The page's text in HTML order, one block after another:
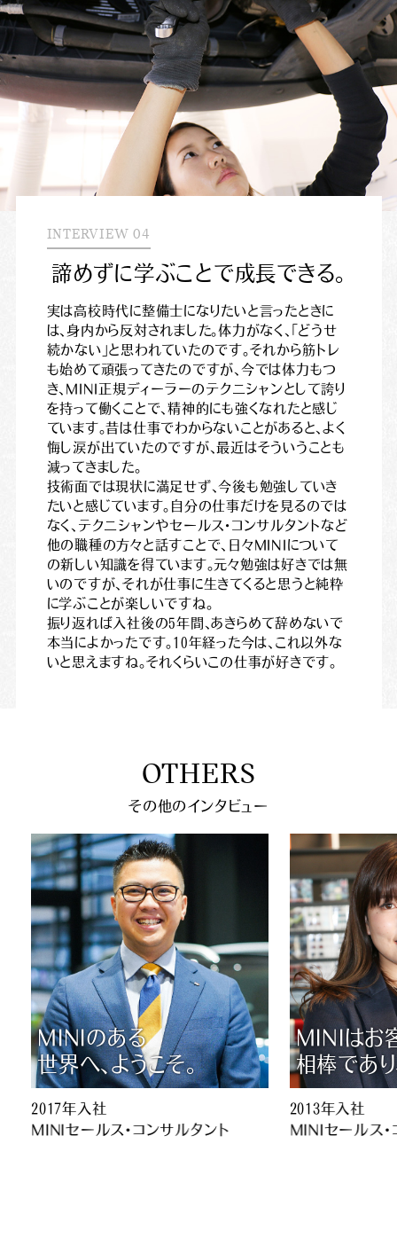
INTERVIEW 04
諦めずに学ぶこ とで成長できる。
実は高校時代に整備士になりたいと言ったときに
は、身内から反対されました。体力がなく、「どうせ
続かない」と思われていたのです。それから筋トレ
も始めて頑張ってきたのですが、今では体力もつ
き、MINI正規ディーラーのテクニシャンとして誇り
を持って働くことで、精神的にも強くなれたと感じ
ています。昔は仕事でわからないことがあると、よく
悔し涙が出ていたのですが、最近はそういうことも
減ってきました。
技術面では現状に満足せず、今後も勉強していき
たいと感じています。自分の仕事だけを見るのでは
なく、テクニシャンやセールス・コンサルタントなど
他の職種の方々と話すことで、日々MINIについて
の新しい知識を得ています。元々勉強は好きでは無
いのですが、それが仕事に生きてくると思うと純粋
に学ぶことが楽しいですね。
振り返れば入社後の5年間、あきらめて辞めないで
本当によかったです。10年経った今は、これ以外な
いと思えますね。それくらいこの仕事が好きです。
OTHERS
その他のインタ ビュ ー
MINIのある
世界へ、ようこそ。
2017年 入社
M
N セー ルス・コンサルタント
M N はお
相棒であり
201 3年入社
M N セー ルス・